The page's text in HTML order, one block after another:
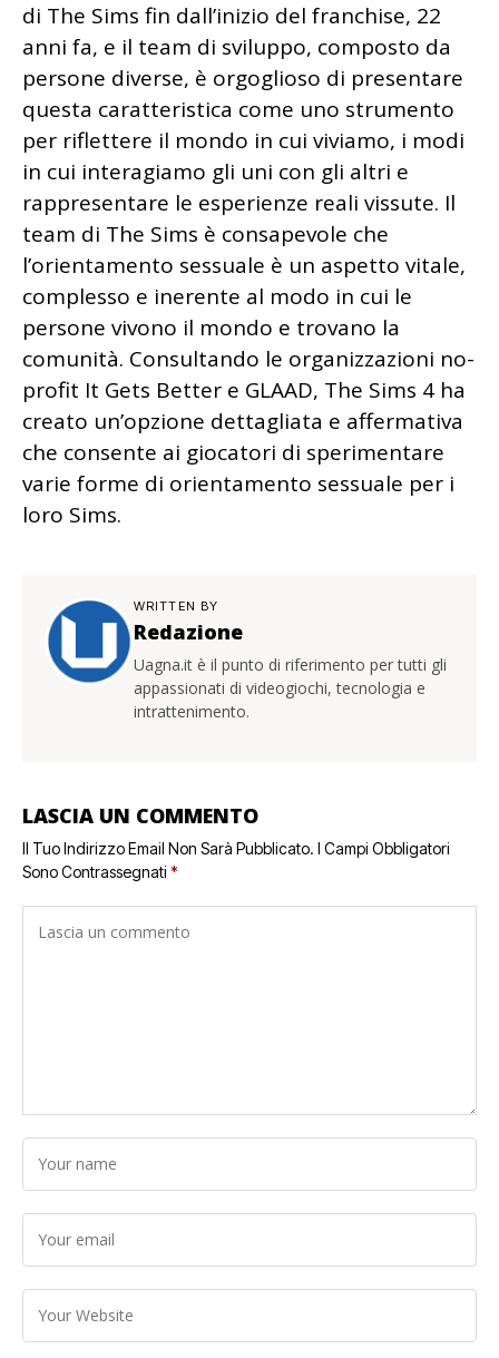
di The Sims fin dall’inizio del franchise, 22
anni fa, e il team di sviluppo, composto da
persone diverse, è orgoglioso di presentare
questa caratteristica come uno strumento
per riflettere il mondo in cui viviamo, i modi
in cui interagiamo gli uni con gli altri e
rappresentare le esperienze reali vissute. Il
team di The Sims è consapevole che
l’orientamento sessuale è un aspetto vitale,
complesso e inerente al modo in cui le
persone vivono il mondo e trovano la
comunità. Consultando le organizzazioni no-
profit It Gets Better e GLAAD, The Sims 4 ha
creato un’opzione dettagliata e affermativa
che consente ai giocatori di sperimentare
varie forme di orientamento sessuale per i
loro Sims.
WRITTEN BY
Redazione
Uagna.it è il punto di riferimento per tutti gli
appassionati di videogiochi, tecnologia e
intrattenimento.
LASCIA UN COMMENTO
Il Tuo Indirizzo Email Non Sarà Pubblicato. I Campi Obbligatori
Sono Contrassegnati *